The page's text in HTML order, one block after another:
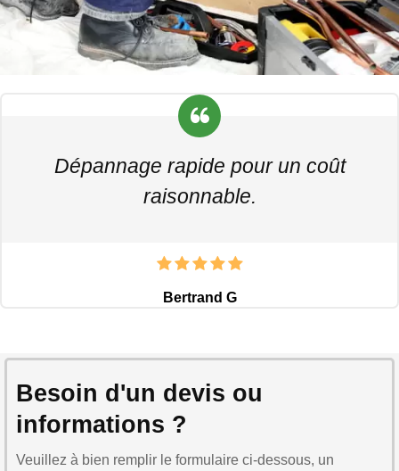
Dépannage rapide pour un coût
raisonnable.
Bertrand G
Besoin d'un devis ou
informations ?
Veuillez à bien remplir le formulaire ci-dessous, un